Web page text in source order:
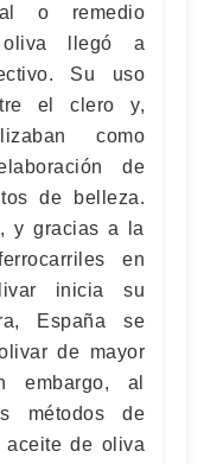
o remedio
llegó a
Su uso
el clero y,
como
de
de belleza.
y gracias a la
en
inicia su
España se
de mayor
embargo, al
métodos de
aceite de oliva